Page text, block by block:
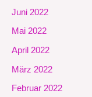
Juni 2022
Mai 2022
April 2022
März 2022
Februar 2022